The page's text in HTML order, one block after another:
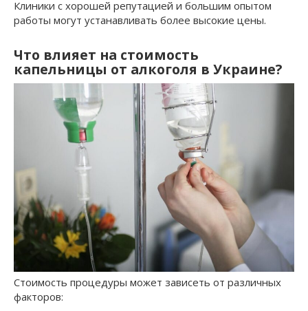
Клиники с хорошей репутацией и большим опытом
работы могут устанавливать более высокие цены.
Что влияет на стоимость
капельницы от алкоголя в Украине?
Стоимость процедуры может зависеть от различных
факторов: